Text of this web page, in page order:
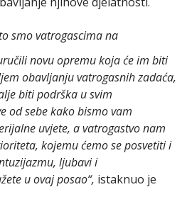
smo vatrogascima na
novu opremu koja će im biti
obavljanju vatrogasnih zadaća,
biti podrška u svim
od sebe kako bismo vam
uvjete, a vatrogastvo nam
kojemu ćemo se posvetiti i
ljubavi i
u ovaj posao“, istaknuo je